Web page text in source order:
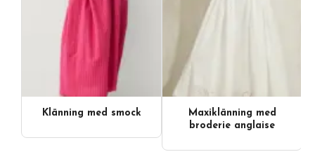
Klänning med smock
Maxiklänning med
broderie anglaise